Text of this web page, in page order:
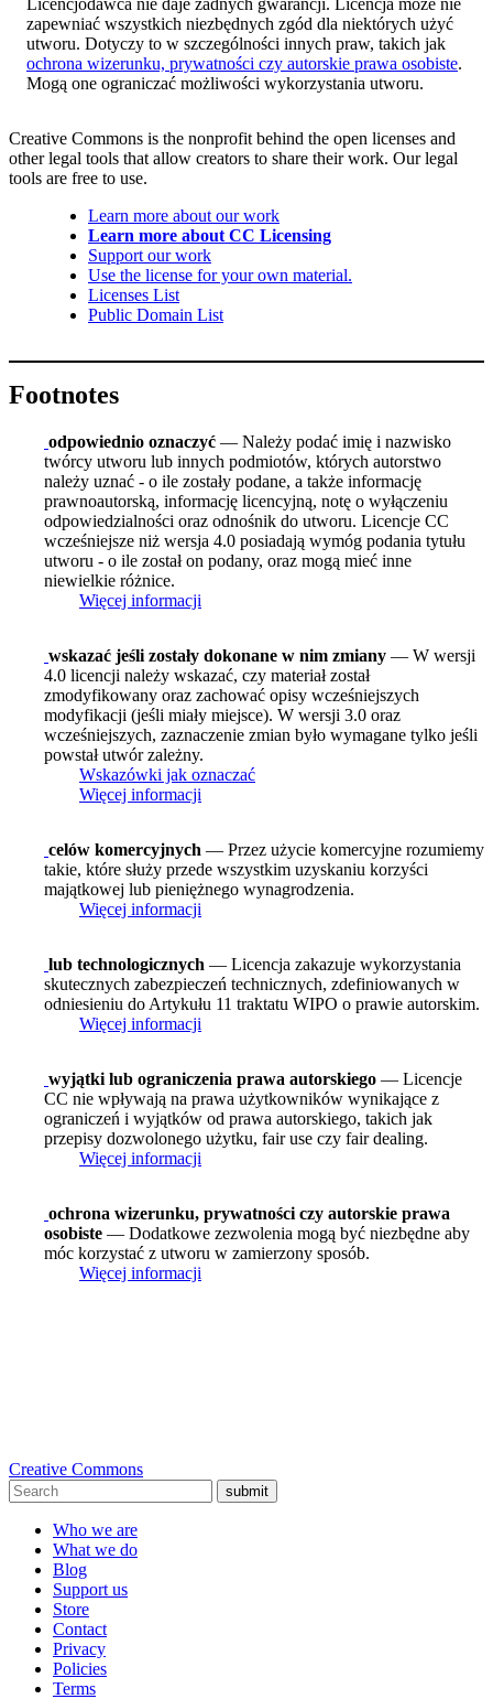
Licencjodawca nie daje żadnych gwarancji. Licencja może nie
zapewniać wszystkich niezbędnych zgód dla niektórych użyć
utworu. Dotyczy to w szczególności innych praw, takich jak
ochrona wizerunku, prywatności czy autorskie prawa osobiste.
Mogą one ograniczać możliwości wykorzystania utworu.
Creative Commons is the nonprofit behind the open licenses and
other legal tools that allow creators to share their work. Our legal
tools are free to use.
Learn more about our work
Learn more about CC Licensing
Support our work
Use the license for your own material.
Licenses List
Public Domain List
Footnotes
odpowiednio oznaczyć — Należy podać imię i nazwisko
twórcy utworu lub innych podmiotów, których autorstwo
należy uznać - o ile zostały podane, a także informację
prawnoautorską, informację licencyjną, notę o wyłączeniu
odpowiedzialności oraz odnośnik do utworu. Licencje CC
wcześniejsze niż wersja 4.0 posiadają wymóg podania tytułu
utworu - o ile został on podany, oraz mogą mieć inne
niewielkie różnice.
Więcej informacji
wskazać jeśli zostały dokonane w nim zmiany — W wersji
4.0 licencji należy wskazać, czy materiał został
zmodyfikowany oraz zachować opisy wcześniejszych
modyfikacji (jeśli miały miejsce). W wersji 3.0 oraz
wcześniejszych, zaznaczenie zmian było wymagane tylko jeśli
powstał utwór zależny.
Wskazówki jak oznaczać
Więcej informacji
celów komercyjnych — Przez użycie komercyjne rozumiemy
takie, które służy przede wszystkim uzyskaniu korzyści
majątkowej lub pieniężnego wynagrodzenia.
Więcej informacji
lub technologicznych — Licencja zakazuje wykorzystania
skutecznych zabezpieczeń technicznych, zdefiniowanych w
odniesieniu do Artykułu 11 traktatu WIPO o prawie autorskim.
Więcej informacji
wyjątki lub ograniczenia prawa autorskiego — Licencje
CC nie wpływają na prawa użytkowników wynikające z
ograniczeń i wyjątków od prawa autorskiego, takich jak
przepisy dozwolonego użytku, fair use czy fair dealing.
Więcej informacji
ochrona wizerunku, prywatności czy autorskie prawa
osobiste — Dodatkowe zezwolenia mogą być niezbędne aby
móc korzystać z utworu w zamierzony sposób.
Więcej informacji
Creative Commons
submit
Who we are
What we do
Blog
Support us
Store
Contact
Privacy
Policies
Terms